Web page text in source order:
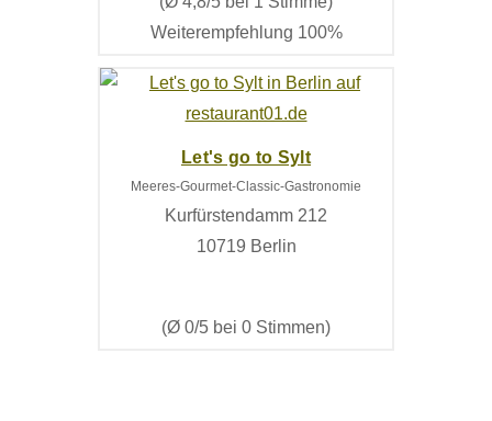
Weiterempfehlung 100%
Let's go to Sylt
Meeres-Gourmet-Classic-Gastronomie
Kurfürstendamm 212
10719 Berlin
(Ø 0/5 bei 0 Stimmen)